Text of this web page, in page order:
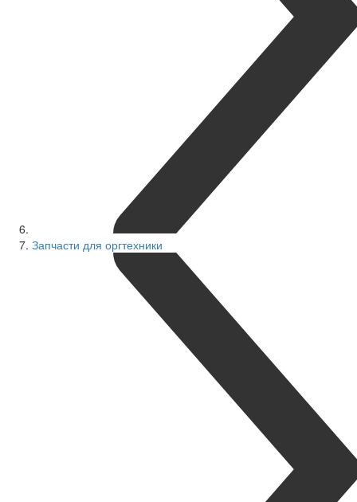
Запчасти для оргтехники